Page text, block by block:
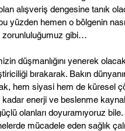
alışveriş dengesine tanık
yüzden hemen o bölgenin nasıl
zorunluluğumuz gibi…
düşmanlığını yenerek
bırakarak. Bakın
hem siyasi hem de küresel
enerji ve beslenme
olanları doyuramıyoruz
mücadele eden sağlık